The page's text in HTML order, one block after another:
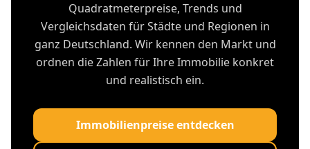
Quadratmeterpreise, Trends und
Vergleichsdaten für Städte und Regionen in
ganz Deutschland. Wir kennen den Markt und
ordnen die Zahlen für Ihre Immobilie konkret
und realistisch ein.
Immobilienpreise entdecken